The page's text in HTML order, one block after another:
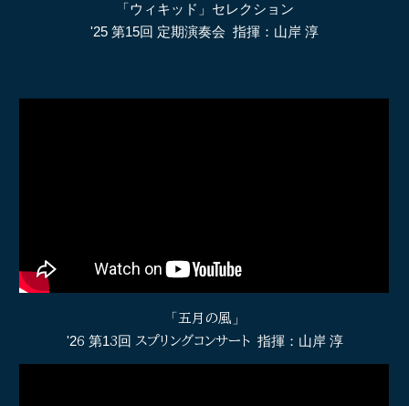
「ウィキッド」セレクション
'25 第15回 定期演奏会 指揮：山岸 淳
「 五月の風 」
'26 第13 回 スプリングコンサート指揮：山岸 淳